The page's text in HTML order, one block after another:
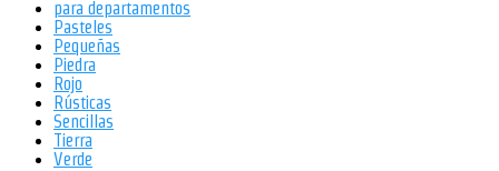
para departamentos
Pasteles
Pequeñas
Piedra
Rojo
Rústicas
Sencillas
Tierra
Verde